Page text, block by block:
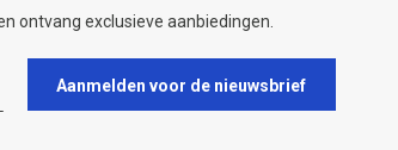
ontvang exclusieve aanbiedingen.
Aanmelden voor de nieuwsbrief